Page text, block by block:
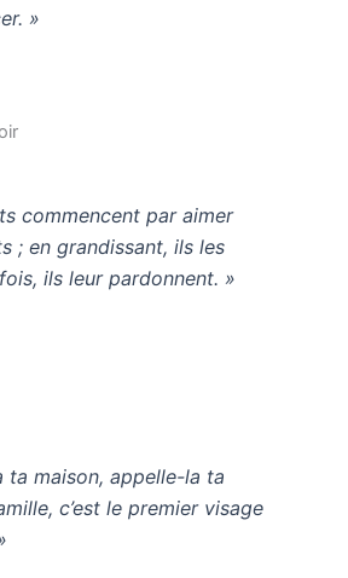
»
commencent par aimer
; en grandissant, ils les
ils leur pardonnent. »
ta maison, appelle-la ta
c’est le premier visage